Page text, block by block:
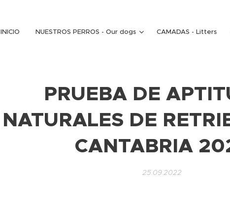
INICIO NUESTROS PERROS - Our dogs CAMADAS - Litters
PRUEBA DE
NATURALES DE
CANTABRIA
25.09.2022